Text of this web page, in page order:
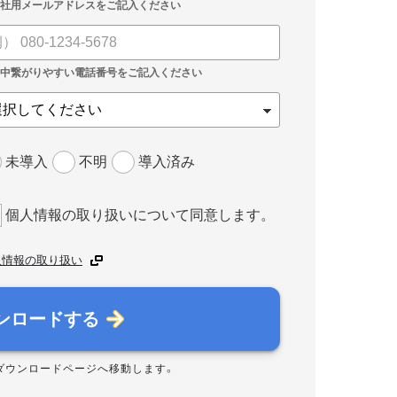
未導入 不明 導入済み
個人情報の取り扱いについて同意します。
報の取り扱い
ロードする
ウンロードページへ移動します。